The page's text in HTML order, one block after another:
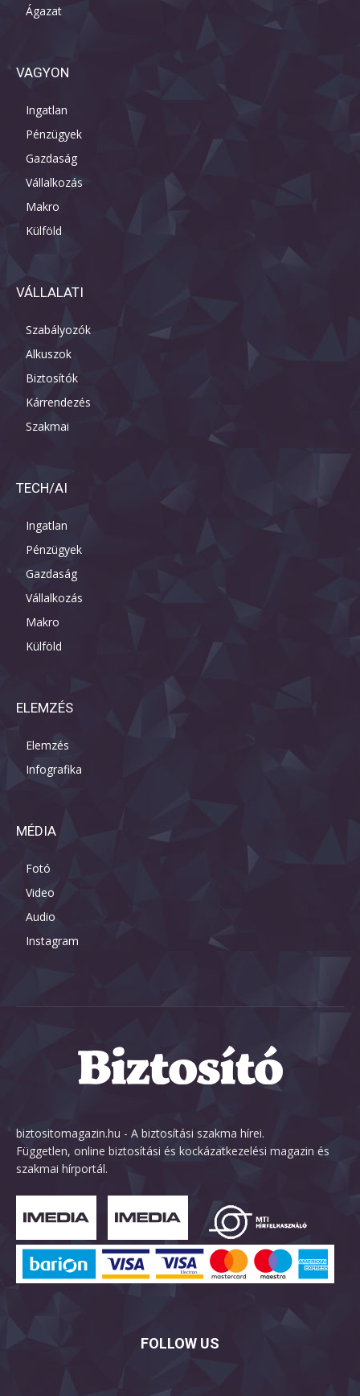
Ágazat
VAGYON
Ingatlan
Pénzügyek
Gazdaság
Vállalkozás
Makro
Külföld
VÁLLALATI
Szabályozók
Alkuszok
Biztosítók
Kárrendezés
Szakmai
TECH/AI
Ingatlan
Pénzügyek
Gazdaság
Vállalkozás
Makro
Külföld
ELEMZÉS
Elemzés
Infografika
MÉDIA
Fotó
Video
Audio
Instagram
biztositomagazin.hu - A biztosítási szakma hírei.
Független, online biztosítási és kockázatkezelési magazin és
szakmai hírportál.
FOLLOW US